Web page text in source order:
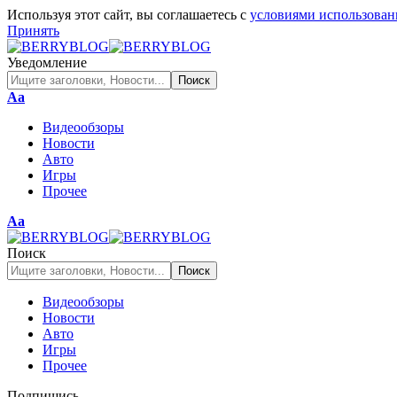
Используя этот сайт, вы соглашаетесь с условиями
Принять
Уведомление
Изменение
шрифта
Аа
Видеообзоры
Новости
Авто
Игры
Прочее
Изменение
размера
шрифта
Аа
Поиск
Видеообзоры
Новости
Авто
Игры
Прочее